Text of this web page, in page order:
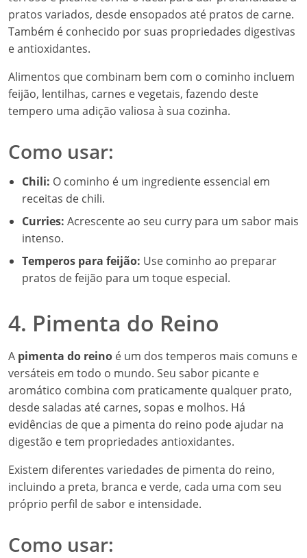
pratos variados, desde ensopados até pratos de carne.
Também é conhecido por suas propriedades digestivas
e antioxidantes.
Alimentos que combinam bem com o cominho incluem
feijão, lentilhas, carnes e vegetais, fazendo deste
tempero uma adição valiosa à sua cozinha.
Como usar:
Chili: O cominho é um ingrediente essencial em
receitas de chili.
Curries: Acrescente ao seu curry para um sabor mais
intenso.
Temperos para feijão: Use cominho ao preparar
pratos de feijão para um toque especial.
4. Pimenta do Reino
A pimenta do reino é um dos temperos mais comuns e
versáteis em todo o mundo. Seu sabor picante e
aromático combina com praticamente qualquer prato,
desde saladas até carnes, sopas e molhos. Há
evidências de que a pimenta do reino pode ajudar na
digestão e tem propriedades antioxidantes.
Existem diferentes variedades de pimenta do reino,
incluindo a preta, branca e verde, cada uma com seu
próprio perfil de sabor e intensidade.
Como usar: